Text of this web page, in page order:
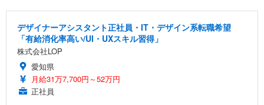
デザイナーアシスタント正社員・IT・デザイン系転職希望
「有給消化率高い/UI・UXスキル習得」
株式会社LOP
愛知県
月給31万7,700円～52万円
正社員